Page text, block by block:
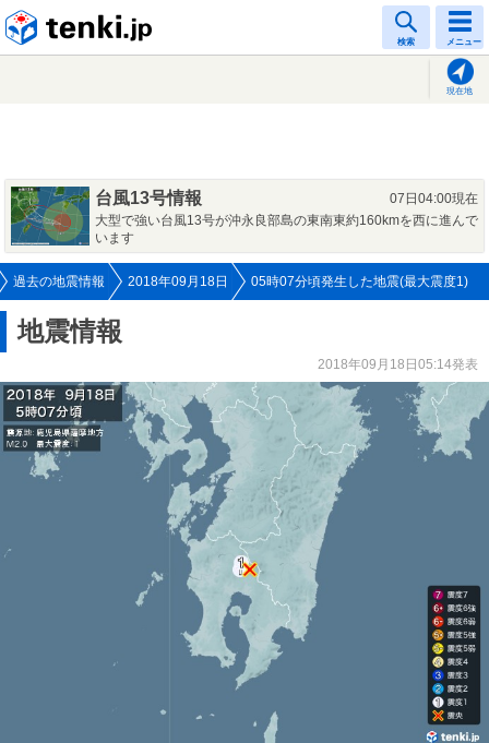
検索 メニュー
現在地
台風13号情報
07日04:00現在
大型で強い台風13号が沖永良部島の東南東約160kmを西に進んで
います
過去の地震情報 2018年09月18日 05時07分頃発生した地震(最大震度1)
地震情報
2018年09月18日05:14発表